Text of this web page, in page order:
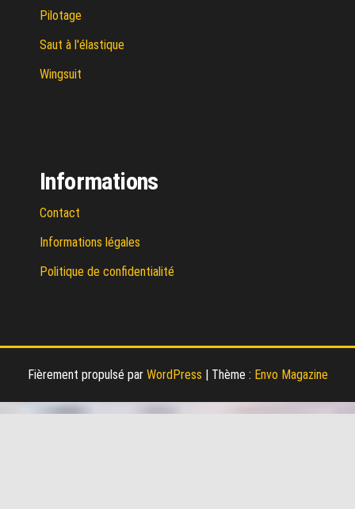
Pilotage
Saut à l'élastique
Wingsuit
Informations
Contact
Informations légales
Politique de confidentialité
Fièrement propulsé par WordPress Thème : Envo Magazine